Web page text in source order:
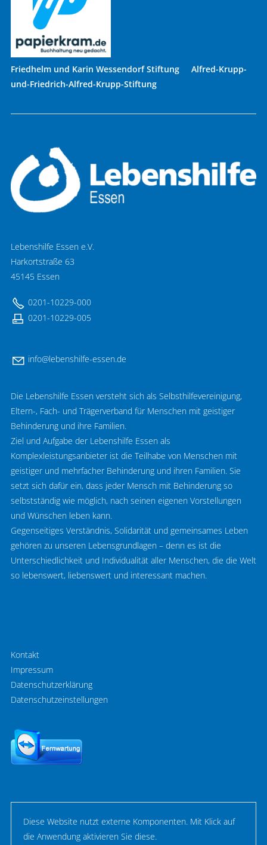
Friedhelm und Karin Wessendorf Stiftung Alfred-Krupp-
und-Friedrich-Alfred-Krupp-Stiftung
Lebenshilfe Essen e.V.
Harkortstraße 63
45145 Essen
0201-10229-000
0201-10229-005
nf l b nsh lf - ss nd
Die Lebenshilfe Essen versteht sich als Selbsthilfevereinigung,
Eltern-, Fach- und Trägerverband für Menschen mit geistiger
Behinderung und ihre Familien.
Ziel und Aufgabe der Lebenshilfe Essen als
Komplexleistungsanbieter ist die Teilhabe von Menschen mit
geistiger und mehrfacher Behinderung und ihren Familien. Sie
setzt sich dafür ein, dass jeder Mensch mit Behinderung so
selbstständig wie möglich, nach seinen eigenen Vorstellungen
und Wünschen leben kann.
Gegenseitiges Verständnis, Solidarität und gemeinsames Leben
gehören zu unseren Lebensgrundlagen – denn es ist die
Unterschiedlichkeit und Individualität aller Menschen, die die Welt
so lebenswert, liebenswert und interessant machen.
Kontakt
Impressum
Datenschutzerklärung
Datenschutzeinstellungen
Diese Website nutzt externe Komponenten. Mit Klick auf
die Anwendung aktivieren Sie diese.